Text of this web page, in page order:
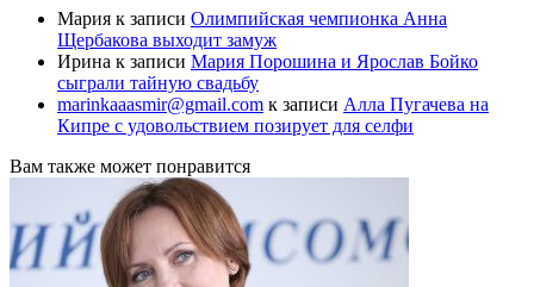
Мария к записи Олимпийская чемпионка Анна
Щербакова выходит замуж
Ирина к записи Мария Порошина и Ярослав Бойко
сыграли тайную свадьбу
marinkaaasmir@gmail.com к записи Алла Пугачева на
Кипре с удовольствием позирует для селфи
Вам также может понравится